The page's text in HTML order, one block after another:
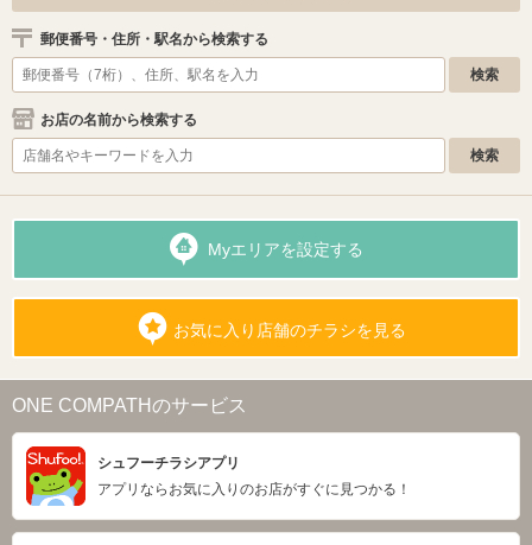
郵便番号・住所・駅名から検索する
お店の名前から検索する
Myエリアを設定する
お気に入り店舗のチラシを見る
ONE COMPATHのサービス
シュフーチラシアプリ
アプリならお気に入りのお店がすぐに見つかる！